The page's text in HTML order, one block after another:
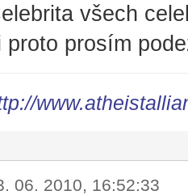
všech
proto prosím
06. 2010, 16:52:33